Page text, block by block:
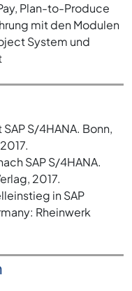
Plan-to-Produce
mit den Modulen
System und
S/4HANA. Bonn,
SAP S/4HANA.
2017.
in SAP
Rheinwerk